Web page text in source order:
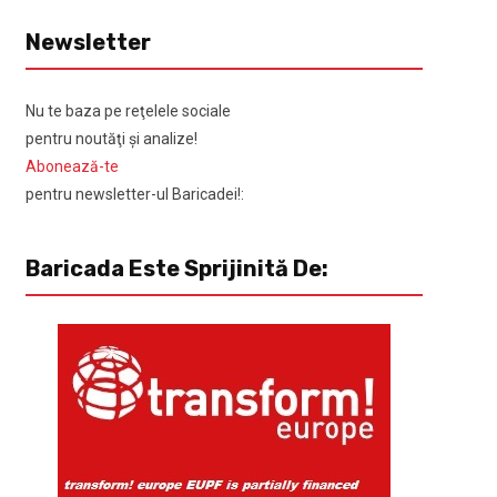
Newsletter
Nu te baza pe reţelele sociale
pentru noutăţi şi analize!
Abonează-te
pentru newsletter-ul Baricadei!:
Baricada Este Sprijinită De: